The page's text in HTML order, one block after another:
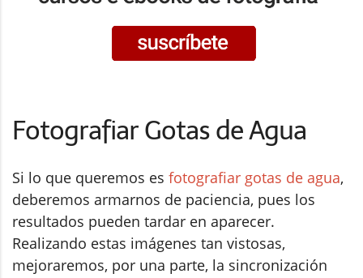
Fotografiar Gotas de Agua
Si lo que queremos es fotografiar gotas de agua,
deberemos armarnos de paciencia, pues los
resultados pueden tardar en aparecer.
Realizando estas imágenes tan vistosas,
mejoraremos, por una parte, la sincronización